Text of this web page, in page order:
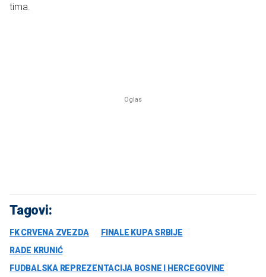
tima.
Tagovi:
FK CRVENA ZVEZDA
FINALE KUPA SRBIJE
RADE KRUNIĆ
FUDBALSKA REPREZENTACIJA BOSNE I HERCEGOVINE